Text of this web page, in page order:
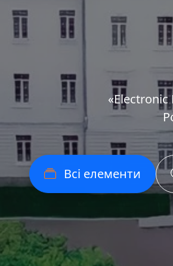
«Еlectronic
Всі елементи